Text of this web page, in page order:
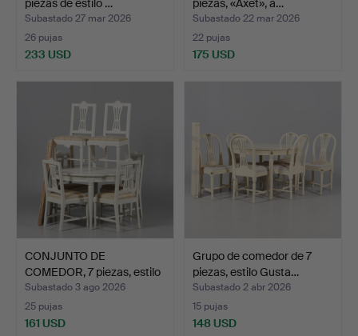
piezas de estilo …
Subastado 27 mar 2026
26 pujas
233 USD
piezas, «Axet», a…
Subastado 22 mar 2026
22 pujas
175 USD
CONJUNTO DE
COMEDOR, 7 piezas, estilo
gust…
Subastado 3 ago 2026
25 pujas
161 USD
Grupo de comedor de 7
piezas, estilo Gusta…
Subastado 2 abr 2026
15 pujas
148 USD